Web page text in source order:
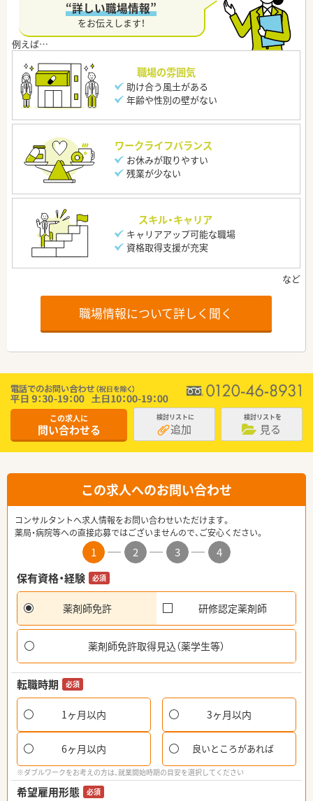
“詳しい職場情報”
をお伝えします！
職場の雰囲気
助け合う風土がある
年齢や性別の壁がない
ワークライフバランス
お休みが取りやすい
残業が少ない
スキル・キャリア
キャリアアップ可能な職場
資格取得支援が充実
職場情報について詳しく聞く
この求人に
問い合わせる
検討リストに
追加
検討リストを
見る
この求人へのお問い合わせ
コンサルタントへ求人情報をお問い合わせいただけます。
薬局・病院等への直接応募ではございませんので、ご安心ください。
1 2 3
4
保有資格・経験
必須
薬剤師免許 研修認定薬剤師
薬剤師免許取得見込（薬学生等）
転職時期 必須
1ヶ月以内 3ヶ月以内
6ヶ月以内 良いところがあれば
※ダブルワークをお考えの方は、就業開始時期の目安を選択してください
希望雇用形態 必須